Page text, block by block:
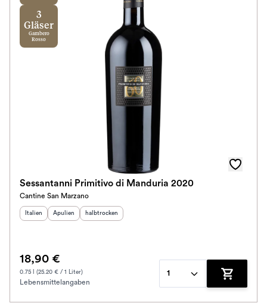
3
Gläser
Gambero
Rosso
Sessantanni Primitivo di Manduria 2020
Cantine San Marzano
Herkunftsland:
Italien Herkunftsregion:
Apulien Geschmack:
halbtrocken
18,90 €
0.75 l (25.20 € / 1 Liter)
Lebensmittelangaben
1
Zum